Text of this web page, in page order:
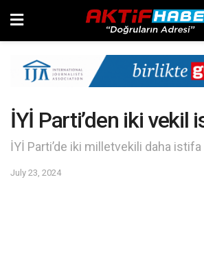
İYİ Parti’den iki vekil
İYİ Parti’de iki milletvekili daha istifa
July 23, 2024